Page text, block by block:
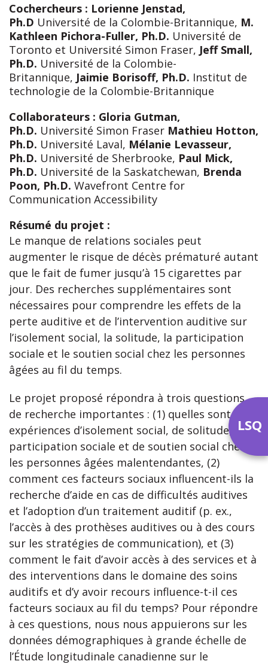
Cochercheurs : Lorienne Jenstad,
Ph.D Université de la Colombie-Britannique, M.
Kathleen Pichora-Fuller, Ph.D. Université de
Toronto et Université Simon Fraser, Jeff Small,
Ph.D. Université de la Colombie-
Britannique, Jaimie Borisoff, Ph.D. Institut de
technologie de la Colombie-Britannique
Collaborateurs : Gloria Gutman,
Ph.D. Université Simon Fraser Mathieu Hotton,
Ph.D. Université Laval, Mélanie Levasseur,
Ph.D. Université de Sherbrooke, Paul Mick,
Ph.D. Université de la Saskatchewan, Brenda
Poon, Ph.D. Wavefront Centre for
Communication Accessibility
Résumé du projet :
Le manque de relations sociales peut
augmenter le risque de décès prématuré autant
que le fait de fumer jusqu’à 15 cigarettes par
jour. Des recherches supplémentaires sont
nécessaires pour comprendre les effets de la
perte auditive et de l’intervention auditive sur
l’isolement social, la solitude, la participation
sociale et le soutien social chez les personnes
âgées au fil du temps.
Le projet proposé répondra à trois questions
de recherche importantes : (1) quelles sont les
expériences d’isolement social, de solitude, de
participation sociale et de soutien social chez
les personnes âgées malentendantes, (2)
comment ces facteurs sociaux influencent-ils la
recherche d’aide en cas de difficultés auditives
et l’adoption d’un traitement auditif (p. ex.,
l’accès à des prothèses auditives ou à des cours
sur les stratégies de communication), et (3)
comment le fait d’avoir accès à des services et à
des interventions dans le domaine des soins
auditifs et d’y avoir recours influence-t-il ces
facteurs sociaux au fil du temps? Pour répondre
à ces questions, nous nous appuierons sur les
données démographiques à grande échelle de
l’Étude longitudinale canadienne sur le
LSQ